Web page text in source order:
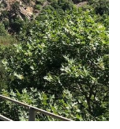
υπουργός
Κώτσηρας
για
άμεση
επαναλειτουργία
του
Οδοντωτού